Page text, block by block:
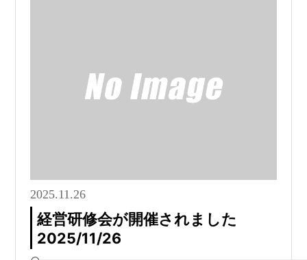
2025.11.26
経営研修会が開催されました
2025/11/26